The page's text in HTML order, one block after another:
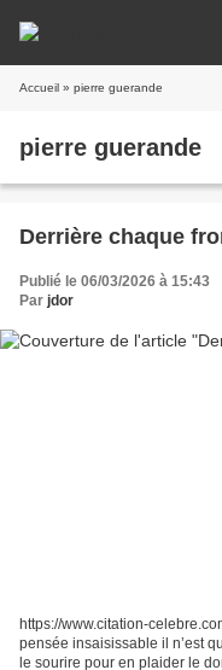
Accueil » pierre guerande
pierre guerande
Publié le 06/03/2026 à 15:43
Par jdor
https://www.citation-
pensée insaisissable il n’est
le sourire pour en plaider le